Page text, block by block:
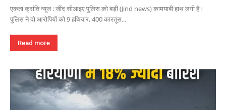
एकता क्रांति न्यूज : जींद सीआइए पुलिस को बड़ी (Jind news) कामयाबी हाथ लगी है।
पुलिस ने दो आरोपियों को 9 हथियार, 400 कारतूस...
Read more